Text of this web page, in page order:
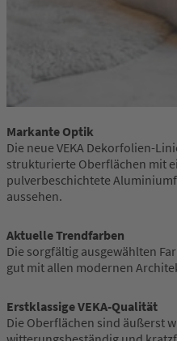
Markante Optik
Die neue VEKA Dekorfolien-
strukturierte Oberflächen mit
pulverbeschichtete
aussehen.
Aktuelle Trendfarben
Die sorgfältig ausgewählten
gut mit allen modernen
Erstklassige VEKA-Qualität
Die Oberflächen sind äußerst